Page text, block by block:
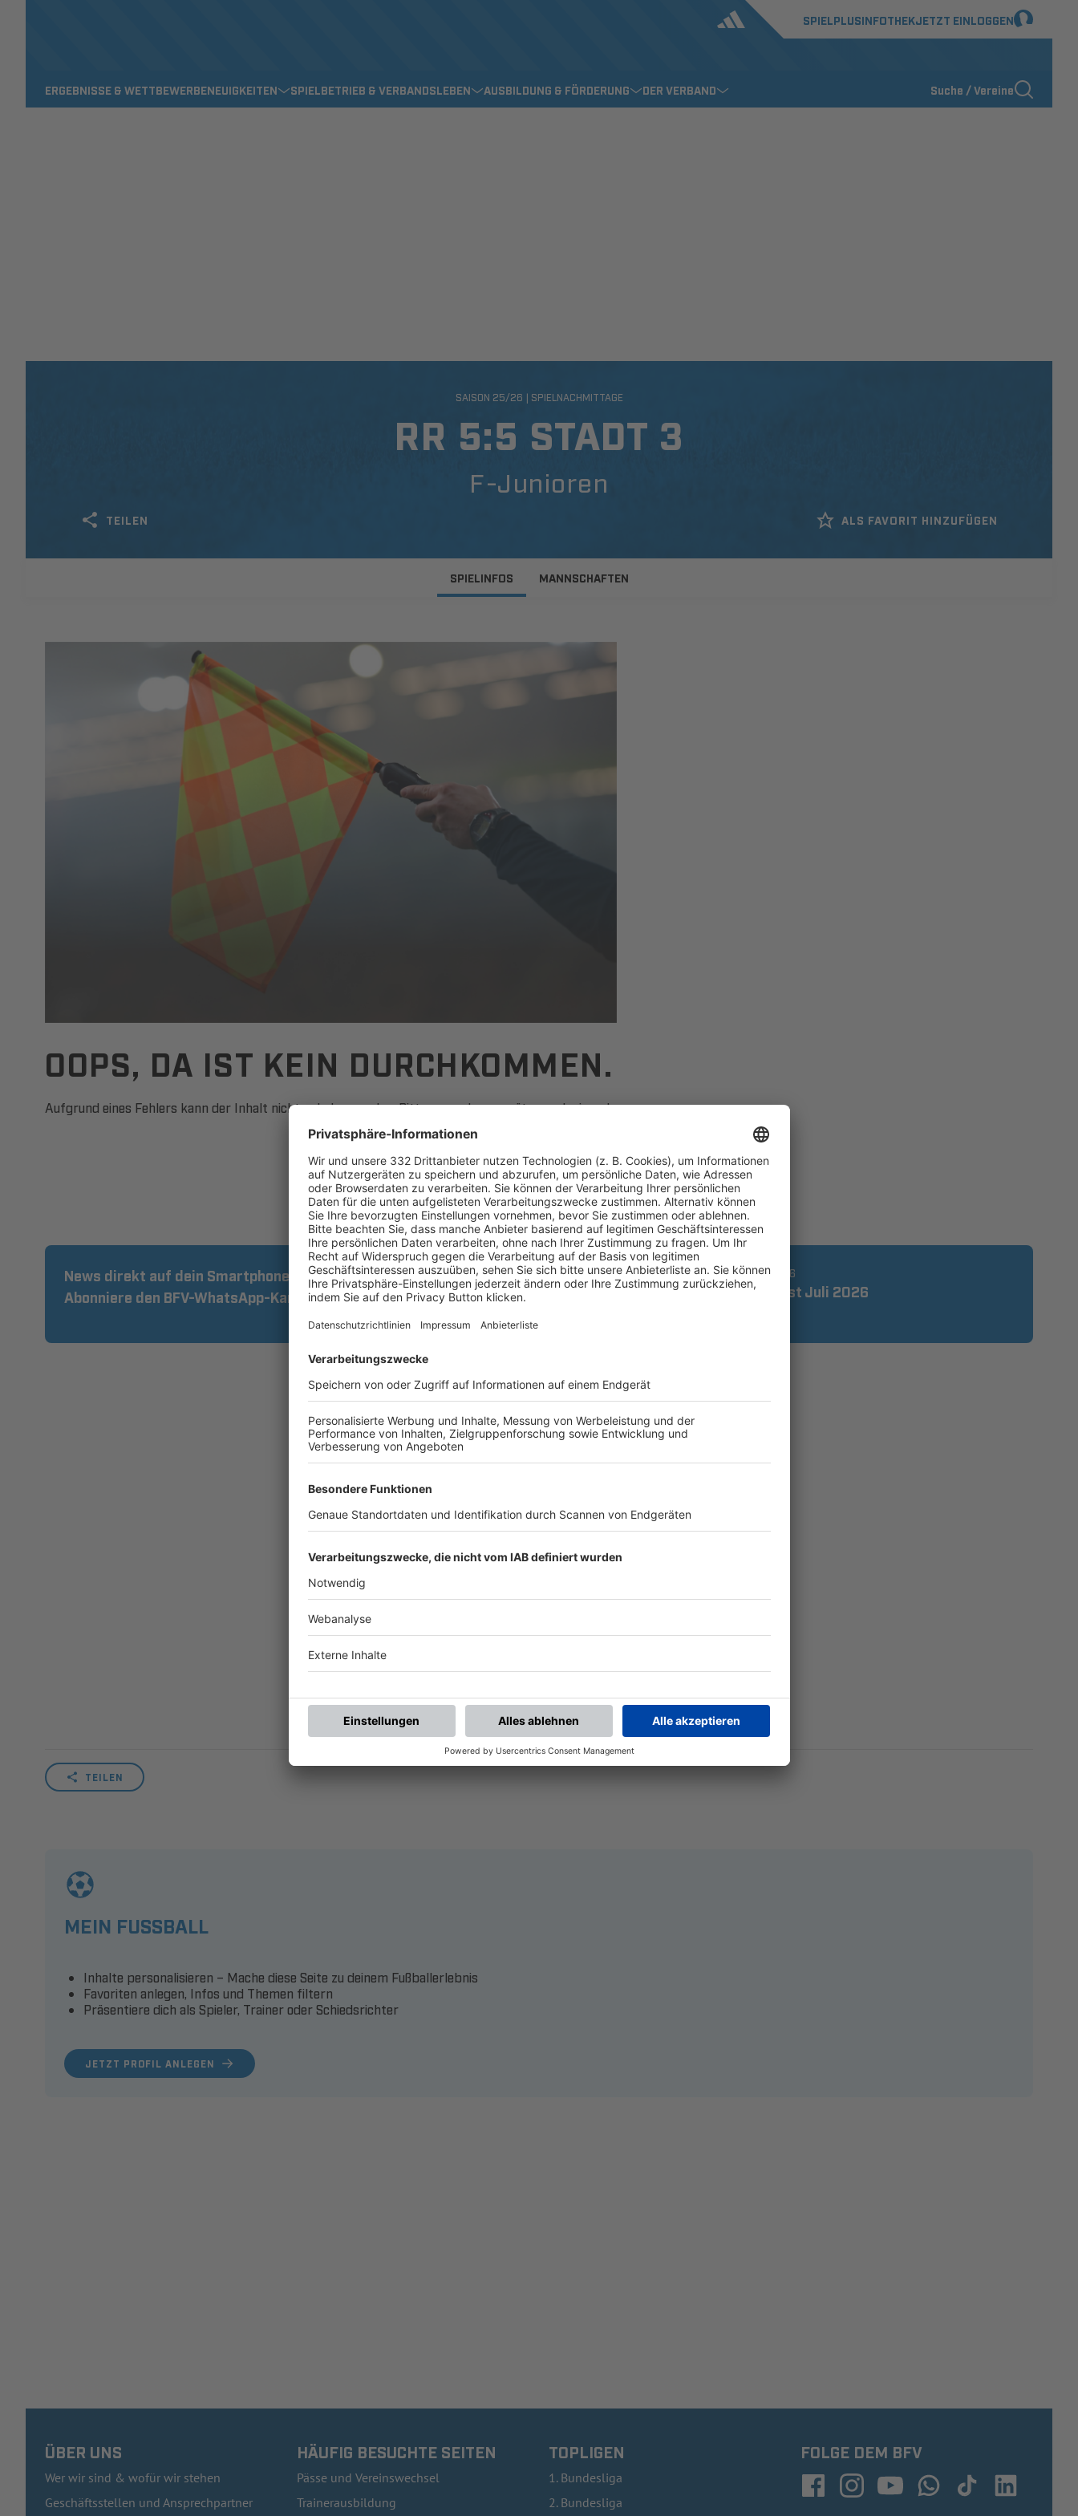
SPIELPLUSINFOTHEKJETZT EINLOGGEN
ERGEBNISSE & WETTBEWERBENEUIGKEITEN SPIELBETRIEB & VERBANDSLEBEN AUSBILDUNG & FÖRDERUNG DER VERBAND Suche / Vereine
RR 5:5 STADT 3
F-Junioren
SAISON 25/26 | SPIELNACHMITTAGE
TEILEN ALS FAVORIT HINZUFÜGEN
SPIELINFOS MANNSCHAFTEN
OOPS, DA IST KEIN DURCHKOMMEN.
Aufgrund eines Fehlers kann der Inhalt nicht geladen werden. Bitte versuche es später noch einmal.
UNSERE NEUIGKEITEN FÜR DICH
News direkt auf dein Smartphone:
Abonniere den BFV-WhatsApp-Kanal!
06.08.2026
Trainingsdialog am 5. Oktober: So gelingt
04.08.2026
Regeltest Juli 2026
ALLE NEWS
E-MAIL SCHREIBEN
TEILEN
MEIN FUSSBALL
JETZT PROFIL ANLEGEN
Inhalte personalisieren – Mache diese Seite zu deinem Fußballerlebnis
Favoriten anlegen, Infos und Themen filtern
Präsentiere dich als Spieler, Trainer oder Schiedsrichter
ÜBER UNS
Wer wir sind & wofür wir stehen
Geschäftsstellen und Ansprechpartner
HÄUFIG BESUCHTE SEITEN
Pässe und Vereinswechsel
Trainerausbildung
TOPLIGEN
1. Bundesliga
2. Bundesliga
FOLGE DEM BFV